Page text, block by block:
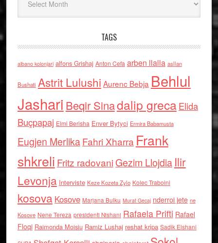
TAGS
albano kolonjari alfons Grishaj Anton Cefa arben llalla asllan
Bushati Astrit Lulushi Aurenc Bebja Behlul
Jashari Beqir Sinadalip grecaElida
Buçpapaj Elmi Berisha Enver Bytyci Ermira Babamusta
Eugjen MerlikaFahri Xharra Frank
shkreli Fritz radovaniGezim Llojdia Ilir
Levonja Interviste Keze Kozeta Zylo Kolec Traboini
kosova Kosove Marjana Bulku Murat Gecaj nderroi jete ne
Kosove Nene Tereza presidenti Nishani Rafaela Prifti Rafael
Floqi Raimonda Moisiu Ramiz Lushaj reshat kripa Sadik Elshani